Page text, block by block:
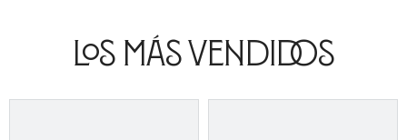
Los Más Vendidos